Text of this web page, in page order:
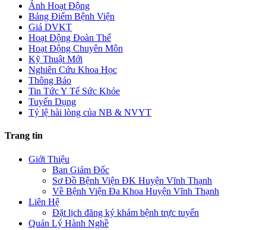
Ảnh Hoạt Động
Bảng Điểm Bệnh Viện
Giá DVKT
Hoạt Động Đoàn Thể
Hoạt Động Chuyên Môn
Kỹ Thuật Mới
Nghiên Cứu Khoa Học
Thông Báo
Tin Tức Y Tế Sức Khỏe
Tuyển Dụng
Tỷ lệ hài lòng của NB & NVYT
Trang tin
Giới Thiệu
Ban Giám Đốc
Sơ Đồ Bệnh Viện ĐK Huyện Vĩnh Thạnh
Về Bệnh Viện Đa Khoa Huyện Vĩnh Thạnh
Liên Hệ
Đặt lịch đăng ký khám bệnh trực tuyến
Quản Lý Hành Nghề